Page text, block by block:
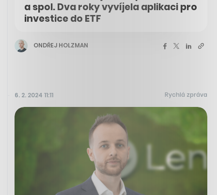
a spol. Dva roky vyvíjela aplikaci pro
investice do ETF
ONDŘEJ HOLZMAN
6. 2. 2024 11:11 Rychlá zpráva